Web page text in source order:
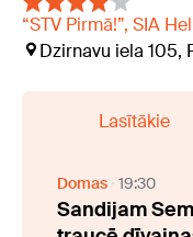
“STV Pirmā!”, SIA
Dzirnavu iela 105,
Lasītākie
Domas 19:30
Sandijam